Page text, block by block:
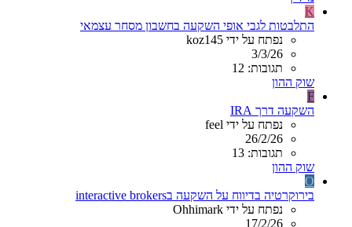
K
התלבטות לגבי אופי השקעה בחשבון מסחר עצמאי
נפתח על ידי koz145
3/3/26
תגובות: 12
שוק ההון
F
השקעה דרך IRA
נפתח על ידי feel
26/2/26
תגובות: 13
שוק ההון
O
בירוקרטיה בדיווח על השקעה בinteractive brokers
נפתח על ידי Ohhimark
17/2/26